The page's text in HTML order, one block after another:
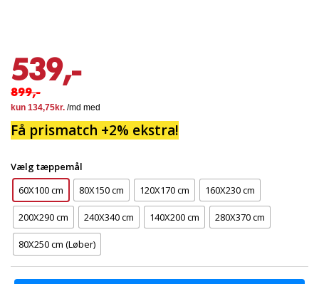
539,-
899,-
Få prismatch +2% ekstra!
Vælg tæppemål
60X100 cm
80X150 cm 120X170 cm 160X230 cm
200X290 cm 240X340 cm 140X200 cm 280X370 cm
80X250 cm (Løber)